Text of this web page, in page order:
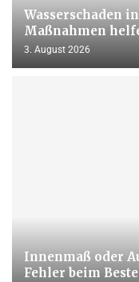
Wasserschaden
Maßnahmen
3. August 2026
Innenmaß oder
Fehler beim